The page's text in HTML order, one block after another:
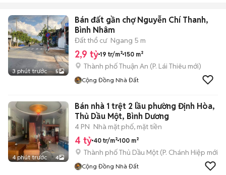
3 phút trước 5
Bán đất gần chợ Nguyễn Chí Thanh,
Bình Nhâm
Đất thổ cư Ngang 5 m
2,9 tỷ 19 tr/m² 150 m²
Thành phố Thuận An (P. Lái Thiêu mới)
Cộng Đồng Nhà Đất
4 phút trước 4
Bán nhà 1 trệt 2 lầu phường Định Hòa,
Thủ Dầu Một, Bình Dương
4 PN Nhà mặt phố, mặt tiền
4 tỷ 40 tr/m² 100 m²
Thành phố Thủ Dầu Một (P. Chánh Hiệp mới)
Cộng Đồng Nhà Đất